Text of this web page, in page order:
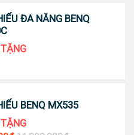
ĐA NĂNG BENQ
BENQ MX535